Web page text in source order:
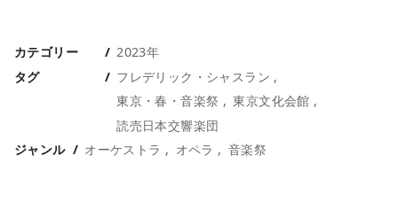
カテゴリー
2023年
タグ
フレデリック・シャスラン
東京・春・音楽祭
東京文化会館
読売日本交響楽団
ジャンル
オーケストラ オペラ 音楽祭